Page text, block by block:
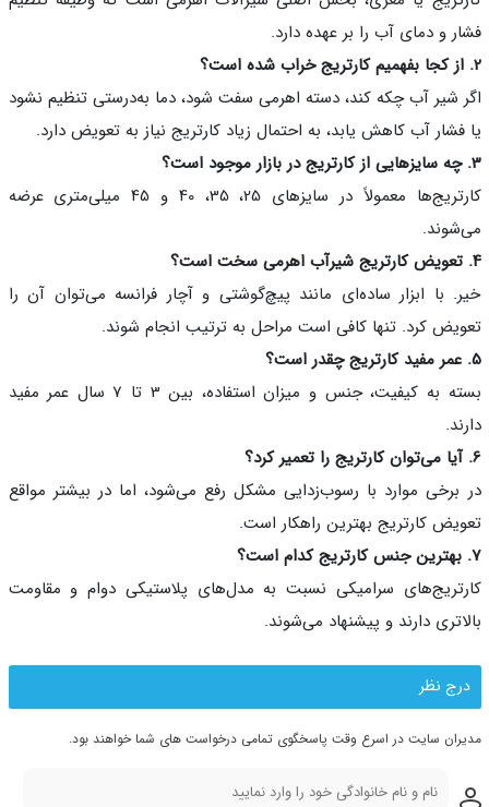
و دمای آب را بر عهده دارد.
شیر آب چکه کند، دسته اهرمی سفت شود، دما به‌درستی تنظیم نشود
آب کاهش یابد، به احتمال زیاد کارتریج نیاز به تعویض دارد.
کارتریج‌ها معمولاً در سایزهای 25، 35، 40 و 45 میلی‌متری عرضه
با ابزار ساده‌ای مانند پیچ‌گوشتی و آچار فرانسه می‌توان آن را
کرد. تنها کافی است مراحل به ترتیب انجام شوند.
بسته به کیفیت، جنس و میزان استفاده، بین 3 تا 7 سال عمر مفید
موارد با رسوب‌زدایی مشکل رفع می‌شود، اما در بیشتر مواقع
کارتریج بهترین راهکار است.
سرامیکی نسبت به مدل‌های پلاستیکی دوام و مقاومت
دارند و پیشنهاد می‌شوند.
نظر
سایت در اسرع وقت پاسخگوی تمامی درخواست های شما خواهند بود.